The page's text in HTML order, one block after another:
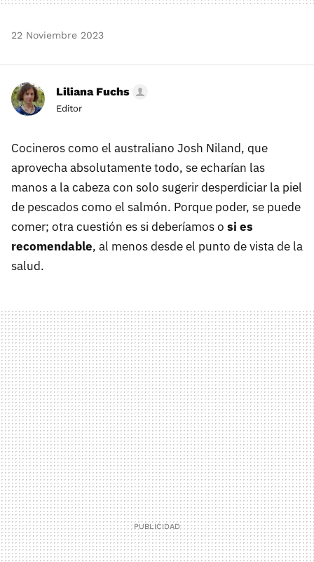
22 Noviembre 2023
Liliana Fuchs
Editor
Cocineros como el australiano Josh Niland, que
aprovecha absolutamente todo, se echarían las
manos a la cabeza con solo sugerir desperdiciar la piel
de pescados como el salmón. Porque poder, se puede
comer; otra cuestión es si deberíamos o si es
recomendable, al menos desde el punto de vista de la
salud.